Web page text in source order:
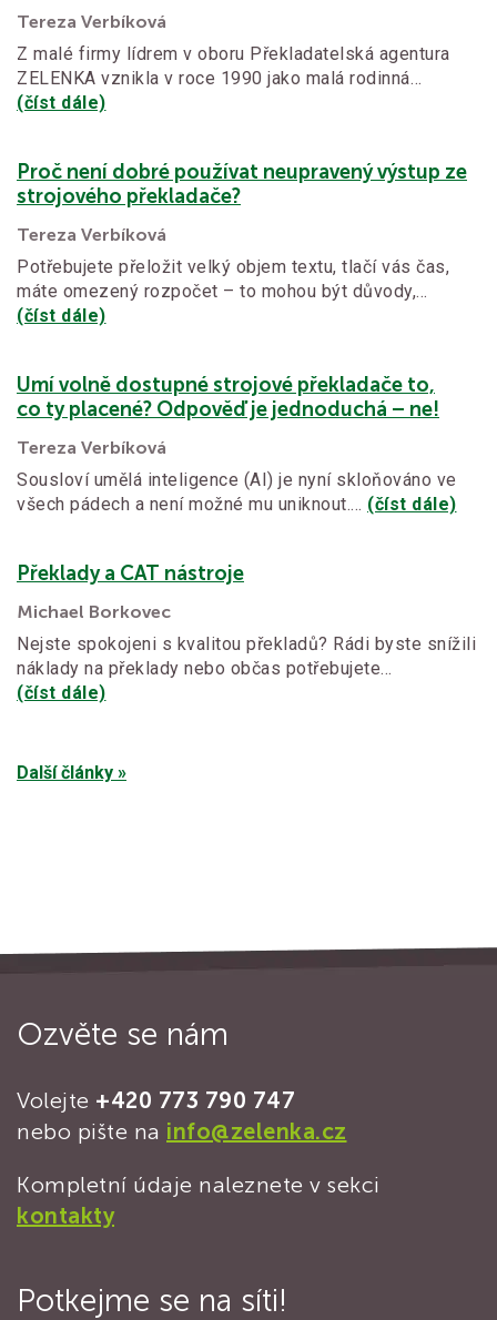
Tereza Verbíková
Z malé firmy lídrem v oboru Překladatelská agentura
ZELENKA vznikla v roce 1990 jako malá rodinná…
(číst dále)
Proč není dobré používat neupravený výstup ze
strojového překladače?
Tereza Verbíková
Potřebujete přeložit velký objem textu, tlačí vás čas,
máte omezený rozpočet – to mohou být důvody,…
(číst dále)
Umí volně dostupné strojové překladače to,
co ty placené? Odpověď je jednoduchá – ne!
Tereza Verbíková
Sousloví umělá inteligence (AI) je nyní skloňováno ve
všech pádech a není možné mu uniknout.… (číst dále)
Překlady a CAT nástroje
Michael Borkovec
Nejste spokojeni s kvalitou překladů? Rádi byste snížili
náklady na překlady nebo občas potřebujete…
(číst dále)
Další články »
Ozvěte se nám
Volejte +420 773 790 747
nebo pište na info@zelenka.cz
Kompletní údaje naleznete v sekci
kontakty
Potkejme se na síti!